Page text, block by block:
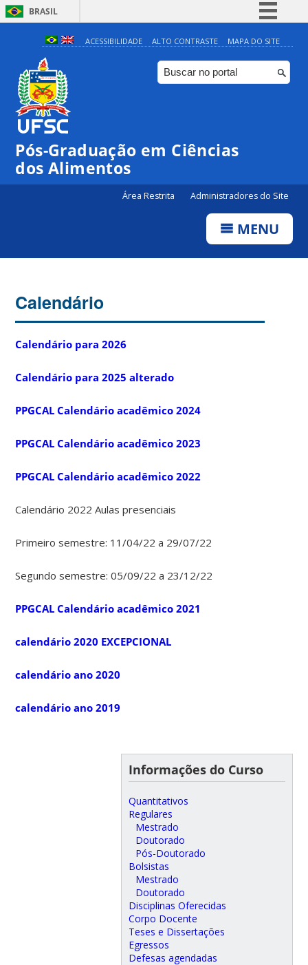
BRASIL
Simplifique!
Comunica BR
Participe
Canais
ACESSIBILIDADE ALTO CONTRASTE MAPA DO SITE
Pós-Graduação em Ciências
dos Alimentos
Área Restrita Administradores do Site
MENU
Calendário
Calendário para 2026
Calendário para 2025 alterado
PPGCAL Calendário acadêmico 2024
PPGCAL Calendário acadêmico 2023
PPGCAL Calendário acadêmico 2022
Calendário 2022 Aulas presenciais
Primeiro semestre: 11/04/22 a 29/07/22
Segundo semestre: 05/09/22 a 23/12/22
PPGCAL Calendário acadêmico 2021
calendário 2020 EXCEPCIONAL
calendário ano 2020
calendário ano 2019
Informações do Curso
Quantitativos
Regulares
Mestrado
Doutorado
Pós-Doutorado
Bolsistas
Mestrado
Doutorado
Disciplinas Oferecidas
Corpo Docente
Teses e Dissertações
Egressos
Defesas agendadas